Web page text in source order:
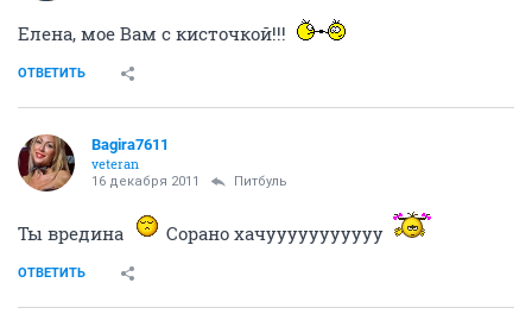
Елена, мое Вам с кисточкой!!!
ОТВЕТИТЬ
Bagira7611
veteran
16 декабря 2011 Питбуль
Ты вредина Сорано хачууууууууууу
ОТВЕТИТЬ